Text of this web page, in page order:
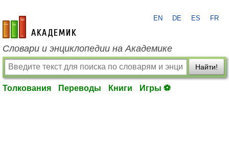
academic.ru
EN DE ES FR
Словари и энциклопедии на Академике
Найти!
Толкования Переводы Книги Игры ⚽